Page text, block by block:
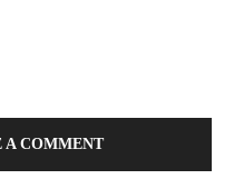
A COMMENT